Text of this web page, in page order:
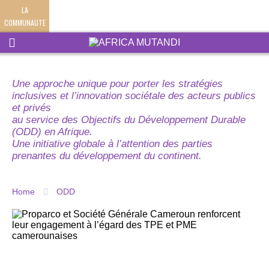
LA
COMMUNAUTE
Une approche unique pour porter les stratégies
inclusives et l’innovation sociétale des acteurs publics
et privés
au service des Objectifs du Développement Durable
(ODD) en Afrique.
Une initiative globale à l’attention des parties
prenantes du développement du continent.
Home ODD